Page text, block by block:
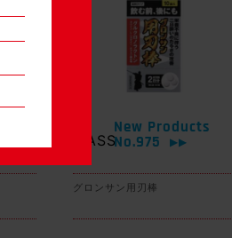
New Products
No.975
▶▶
グロンサン用刃棒